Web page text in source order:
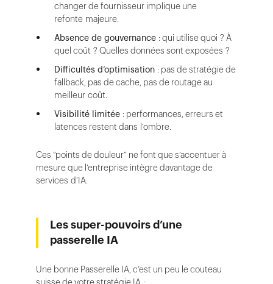
changer de fournisseur implique une
refonte majeure.
Absence de gouvernance : qui utilise quoi ? À
quel coût ? Quelles données sont exposées ?
Difficultés d’optimisation : pas de stratégie de
fallback, pas de cache, pas de routage au
meilleur coût.
Visibilité limitée : performances, erreurs et
latences restent dans l’ombre.
Ces “points de douleur” ne font que s’accentuer à
mesure que l’entreprise intègre davantage de
services d’IA.
Les super-pouvoirs d’une
passerelle IA
Une bonne Passerelle IA, c’est un peu le couteau